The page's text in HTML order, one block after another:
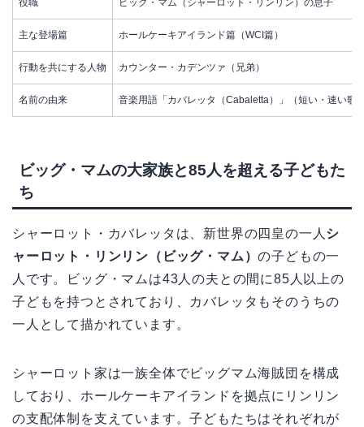
役職 ビッグ・マム（シャーロット・リンリン）の息子
主な登場篇 ホールケーキアイランド篇（WCI篇）
行動を共にする人物 カウンター・カデンツァ（兄弟）
名前の由来 音楽用語「カバレッタ（Cabaletta）」（短い・速い歌
ビッグ・マムの大家族と85人を超える子どもた
ち
シャーロット・カバレッタは、新世界の四皇の一人 シ
ャーロット・リンリン（ビッグ・マム）の子どもの一
人です。ビッグ・マムは43人の夫との間に85人以上の
子どもを持つとされており、カバレッタもそのうちの
一人として描かれています。
シャーロット家は一族全体でビッグマム海賊団を構成
しており、ホールケーキアイランドを拠点にリンリン
の支配体制を支えています。子どもたちはそれぞれが